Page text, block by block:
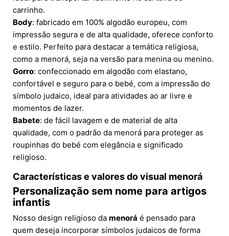
carrinho.
Body: fabricado em 100% algodão europeu, com
impressão segura e de alta qualidade, oferece conforto
e estilo. Perfeito para destacar a temática religiosa,
como a menorá, seja na versão para menina ou menino.
Gorro: confeccionado em algodão com elastano,
confortável e seguro para o bebé, com a impressão do
símbolo judaico, ideal para atividades ao ar livre e
momentos de lazer.
Babete: de fácil lavagem e de material de alta
qualidade, com o padrão da menorá para proteger as
roupinhas do bebé com elegância e significado
religioso.
Características e valores dovisual menorá
Personalização sem nome para artigos
infantis
Nosso design religioso da menorá é pensado para
quem deseja incorporar símbolos judaicos de forma